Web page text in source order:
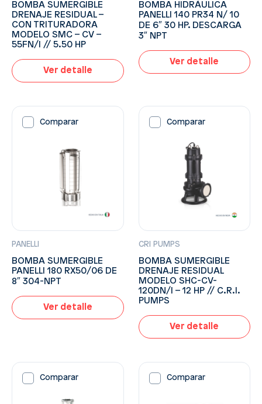
BOMBA SUMERGIBLE
DRENAJE RESIDUAL –
CON TRITURADORA
MODELO SMC – CV –
55FN/I // 5.50 HP
Ver detalle
BOMBA HIDRÁULICA
PANELLI 140 PR34 N/ 10
DE 6″ 30 HP. DESCARGA
3″ NPT
Ver detalle
Comparar
PANELLI
BOMBA SUMERGIBLE
PANELLI 180 RX50/06 DE
8″ 304-NPT
Ver detalle
Comparar
CRI PUMPS
BOMBA SUMERGIBLE
DRENAJE RESIDUAL
MODELO SHC-CV-
120DN/I – 12 HP // C.R.I.
PUMPS
Ver detalle
Comparar Comparar